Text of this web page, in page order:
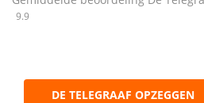
9.9
DE TELEGRAAF OPZEGGEN